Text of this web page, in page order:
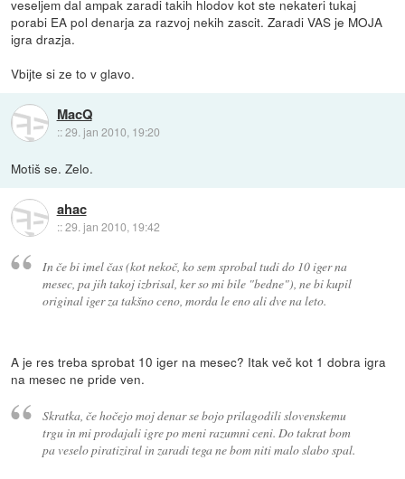
veseljem dal ampak zaradi takih hlodov kot ste nekateri tukaj
porabi EA pol denarja za razvoj nekih zascit. Zaradi VAS je MOJA
igra drazja.
Vbijte si ze to v glavo.
MacQ
::29. jan 2010, 19:20
Motiš se. Zelo.
ahac
::29. jan 2010, 19:42
In če bi imel čas (kot nekoč, ko sem sprobal tudi do 10 iger na
mesec, pa jih takoj izbrisal, ker so mi bile "bedne"), ne bi kupil
original iger za takšno ceno, morda le eno ali dve na leto.
A je res treba sprobat 10 iger na mesec? Itak več kot 1 dobra igra
na mesec ne pride ven.
Skratka, če hočejo moj denar se bojo prilagodili slovenskemu
trgu in mi prodajali igre po meni razumni ceni. Do takrat bom
pa veselo piratiziral in zaradi tega ne bom niti malo slabo spal.